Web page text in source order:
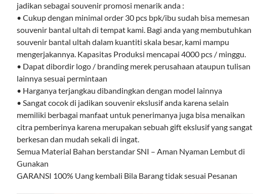
jadikan sebagai souvenir promosi menarik anda :
• Cukup dengan minimal order 30 pcs bpk/ibu sudah bisa memesan
souvenir bantal ultah di tempat kami. Bagi anda yang membutuhkan
souvenir bantal ultah dalam kuantiti skala besar, kami mampu
mengerjakannya. Kapasitas Produksi mencapai 4000 pcs / minggu.
• Dapat dibordir logo / branding merek perusahaan ataupun tulisan
lainnya sesuai permintaan
• Harganya terjangkau dibandingkan dengan model lainnya
• Sangat cocok di jadikan souvenir ekslusif anda karena selain
memiliki berbagai manfaat untuk penerimanya juga bisa menaikan
citra pemberinya karena merupakan sebuah gift ekslusif yang sangat
berkesan dan mudah sekali di ingat.
Semua Material Bahan berstandar SNI – Aman Nyaman Lembut di
Gunakan
GARANSI 100% Uang kembali Bila Barang tidak sesuai Pesanan